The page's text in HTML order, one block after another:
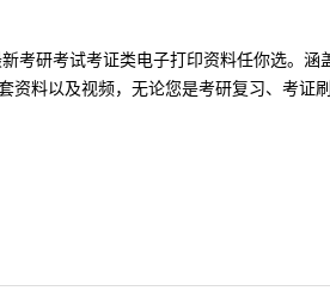
考研考试考证类电子打印资料任你选。
资料以及视频，无论您是考研复习、考